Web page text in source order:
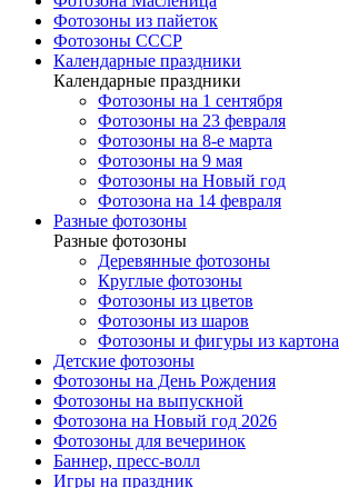
Фотозоны из пайеток
Фотозоны СССР
Календарные праздники
Календарные праздники
Фотозоны на 1 сентября
Фотозоны на 23 февраля
Фотозоны на 8-е марта
Фотозоны на 9 мая
Фотозоны на Новый год
Фотозона на 14 февраля
Разные фотозоны
Разные фотозоны
Деревянные фотозоны
Круглые фотозоны
Фотозоны из цветов
Фотозоны из шаров
Фотозоны и фигуры из картона
Детские фотозоны
Фотозоны на День Рождения
Фотозоны на выпускной
Фотозона на Новый год 2026
Фотозоны для вечеринок
Баннер, пресс-волл
Игры на праздник